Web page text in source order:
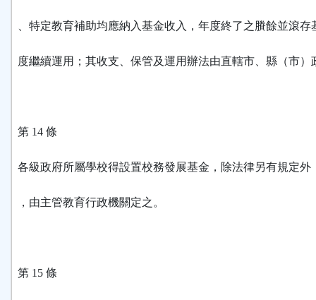
、特定教育補助均應納入基金收入，年度終了之賸餘並滾存
度繼續運用；其收支、保管及運用辦法由直轄市、縣（市）
第 14 條
各級政府所屬學校得設置校務發展基金，除法律另有規定外
，由主管教育行政機關定之。
第 15 條